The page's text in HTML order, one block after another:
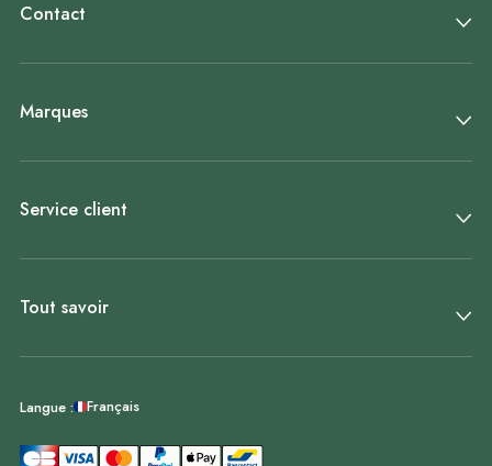
Contact
Marques
Service client
Tout savoir
Langue : Français